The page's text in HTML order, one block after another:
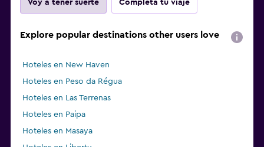
Voy a tener suerte Completa tu viaje
Explore popular destinations other users love
Hoteles en New Haven
Hoteles en Peso da Régua
Hoteles en Las Terrenas
Hoteles en Paipa
Hoteles en Masaya